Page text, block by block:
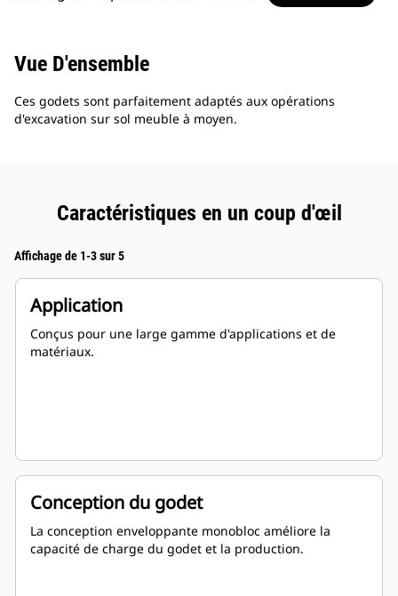
Vue D'ensemble
Ces godets sont parfaitement adaptés aux opérations
d'excavation sur sol meuble à moyen.
Caractéristiques en un coup d'œil
Affichage de 1-3 sur 5
Application
Conçus pour une large gamme d'applications et de
matériaux.
Conception du godet
La conception enveloppante monobloc améliore la
capacité de charge du godet et la production.